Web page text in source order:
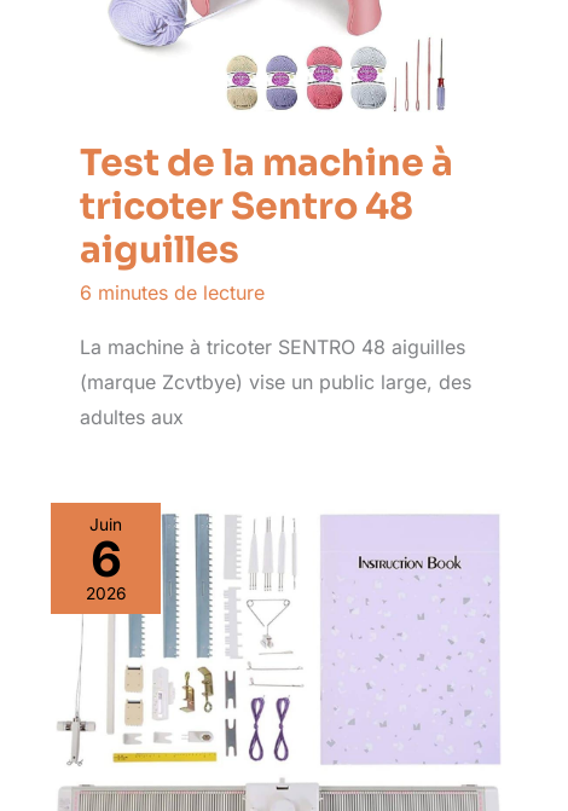
Test de la machine à
tricoter Sentro 48
aiguilles
6 minutes de lecture
La machine à tricoter SENTRO 48 aiguilles
(marque Zcvtbye) vise un public large, des
adultes aux
Juin
6
2026